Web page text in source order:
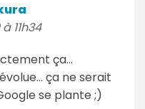
11h34
ça...
ça ne serait
se plante ;)